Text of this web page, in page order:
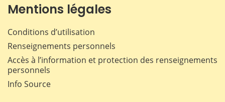
Mentions légales
Conditions d’utilisation
Renseignements personnels
Accès à l’information et protection des renseignements
personnels
Info Source